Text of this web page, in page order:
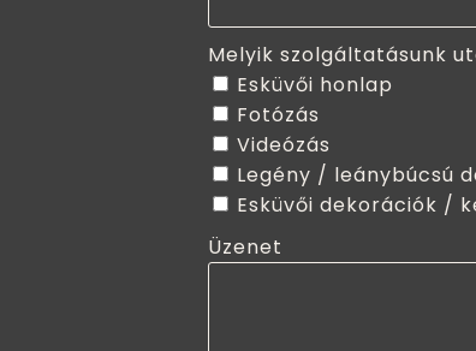
Melyik szolgáltatásunk
Esküvői honlap
Fotózás
Videózás
Legény / leánybúcsú
Esküvői dekorációk /
Üzenet